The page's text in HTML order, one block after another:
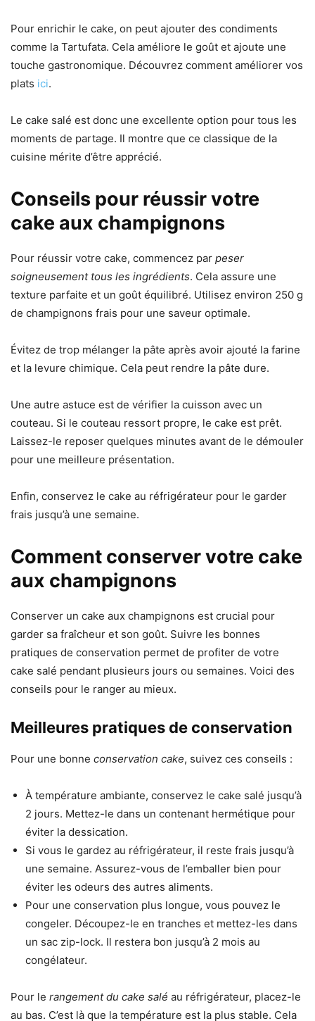
Pour enrichir le cake, on peut ajouter des condiments
comme la Tartufata. Cela améliore le goût et ajoute une
touche gastronomique. Découvrez comment améliorer vos
plats ici.
Le cake salé est donc une excellente option pour tous les
moments de partage. Il montre que ce classique de la
cuisine mérite d’être apprécié.
Conseils pour réussir votre
cake aux champignons
Pour réussir votre cake, commencez par peser
soigneusement tous les ingrédients. Cela assure une
texture parfaite et un goût équilibré. Utilisez environ 250 g
de champignons frais pour une saveur optimale.
Évitez de trop mélanger la pâte après avoir ajouté la farine
et la levure chimique. Cela peut rendre la pâte dure.
Une autre astuce est de vérifier la cuisson avec un
couteau. Si le couteau ressort propre, le cake est prêt.
Laissez-le reposer quelques minutes avant de le démouler
pour une meilleure présentation.
Enfin, conservez le cake au réfrigérateur pour le garder
frais jusqu’à une semaine.
Comment conserver votre cake
aux champignons
Conserver un cake aux champignons est crucial pour
garder sa fraîcheur et son goût. Suivre les bonnes
pratiques de conservation permet de profiter de votre
cake salé pendant plusieurs jours ou semaines. Voici des
conseils pour le ranger au mieux.
Meilleures pratiques de conservation
Pour une bonne conservation cake, suivez ces conseils :
À température ambiante, conservez le cake salé jusqu’à
2 jours. Mettez-le dans un contenant hermétique pour
éviter la dessication.
Si vous le gardez au réfrigérateur, il reste frais jusqu’à
une semaine. Assurez-vous de l’emballer bien pour
éviter les odeurs des autres aliments.
Pour une conservation plus longue, vous pouvez le
congeler. Découpez-le en tranches et mettez-les dans
un sac zip-lock. Il restera bon jusqu’à 2 mois au
congélateur.
Pour le rangement du cake salé au réfrigérateur, placez-le
au bas. C’est là que la température est la plus stable. Cela